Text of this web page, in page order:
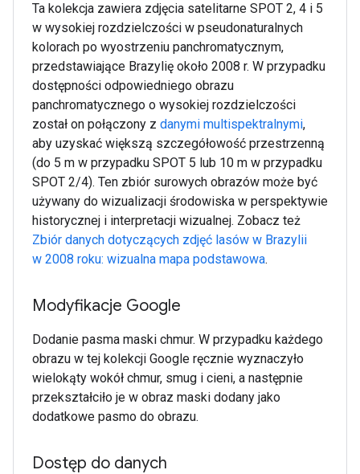
Ta kolekcja zawiera zdjęcia satelitarne SPOT 2, 4 i 5
w wysokiej rozdzielczości w pseudonaturalnych
kolorach po wyostrzeniu panchromatycznym,
przedstawiające Brazylię około 2008 r. W przypadku
dostępności odpowiedniego obrazu
panchromatycznego o wysokiej rozdzielczości
został on połączony z danymi multispektralnymi,
aby uzyskać większą szczegółowość przestrzenną
(do 5 m w przypadku SPOT 5 lub 10 m w przypadku
SPOT 2/4). Ten zbiór surowych obrazów może być
używany do wizualizacji środowiska w perspektywie
historycznej i interpretacji wizualnej. Zobacz też
Zbiór danych dotyczących zdjęć lasów w Brazylii
w 2008 roku: wizualna mapa podstawowa.
Modyfikacje Google
Dodanie pasma maski chmur. W przypadku każdego
obrazu w tej kolekcji Google ręcznie wyznaczyło
wielokąty wokół chmur, smug i cieni, a następnie
przekształciło je w obraz maski dodany jako
dodatkowe pasmo do obrazu.
Dostęp do danych